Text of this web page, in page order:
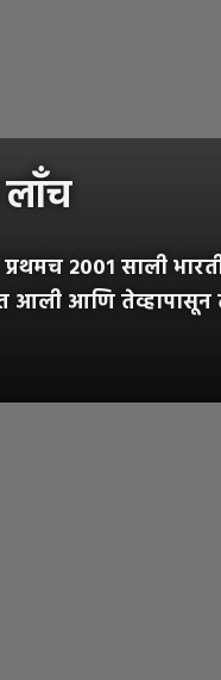
लाँच
प्रथमच २००१ साली
आली आणि तेव्हापासून